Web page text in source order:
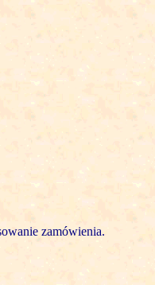
zamówienia.